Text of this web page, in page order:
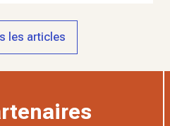
les articles